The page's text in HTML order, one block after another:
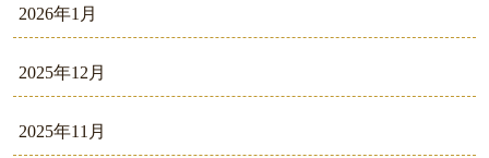
2026年1月
2025年12月
2025年11月